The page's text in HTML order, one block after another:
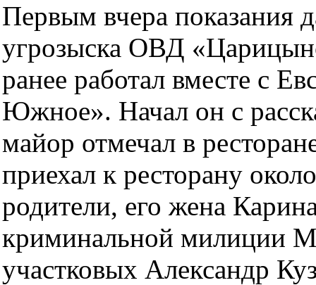
Первым вчера показания
угрозыска ОВД
ранее работал вместе с
Южное». Начал он с
майор отмечал в
приехал к ресторану
родители, его жена
криминальной милиции
участковых Александр